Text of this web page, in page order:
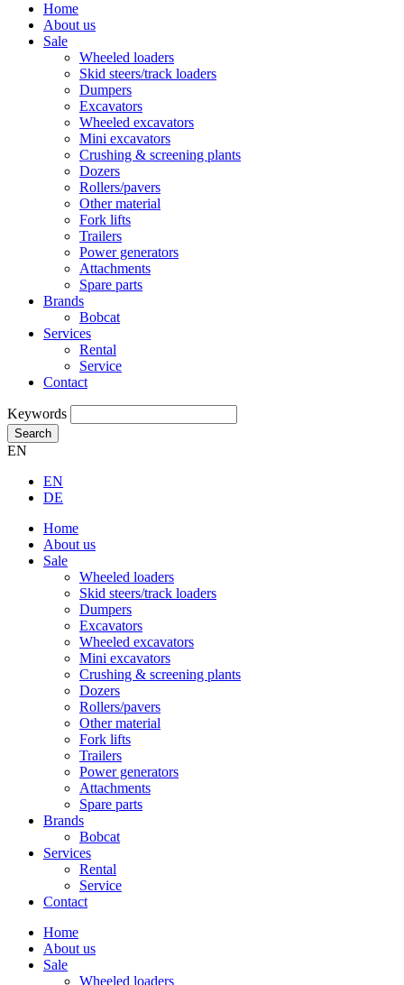
Home
About us
Sale
Wheeled loaders
Skid steers/track loaders
Dumpers
Excavators
Wheeled excavators
Mini excavators
Crushing & screening plants
Dozers
Rollers/pavers
Other material
Fork lifts
Trailers
Power generators
Attachments
Spare parts
Brands
Bobcat
Services
Rental
Service
Contact
Keywords
Search
EN
EN
DE
Home
About us
Sale
Wheeled loaders
Skid steers/track loaders
Dumpers
Excavators
Wheeled excavators
Mini excavators
Crushing & screening plants
Dozers
Rollers/pavers
Other material
Fork lifts
Trailers
Power generators
Attachments
Spare parts
Brands
Bobcat
Services
Rental
Service
Contact
Home
About us
Sale
Wheeled loaders